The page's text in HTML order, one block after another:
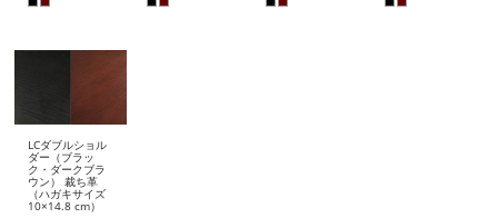
LCダブルショル
ダー（ブラッ
ク・ダークブラ
ウン） 裁ち革
（ハガキサイズ
10×14.8 cm）